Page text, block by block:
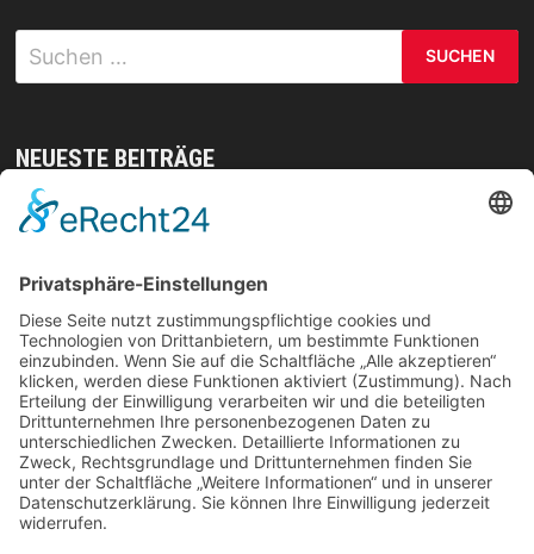
Suchen
nach:
NEUESTE BEITRÄGE
Mit gezielten Übungen zur Sicherheit in allen
Sprachaufgaben mühelos
Vom Kern zur Ernte: So legst du den Grundstein
für deinen Erfolg im Homegrow
Effiziente Wassernutzung im Brandschutz: Was
Lagerstrategien wirklich verändern können
Trennungen ohne Fallstricke: So schützen Sie Ihr
Vermögen und Ihre Rechte im Familienalltag